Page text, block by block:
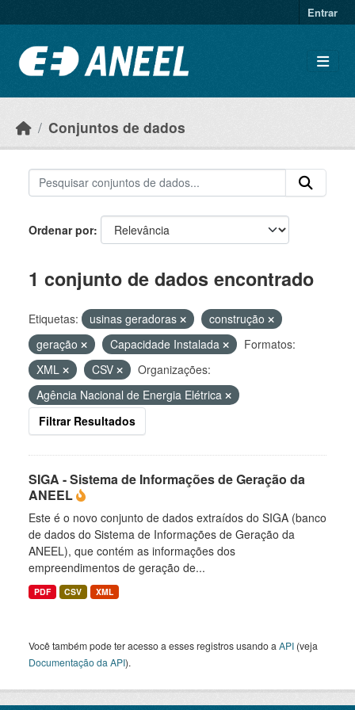
Entrar
Conjuntos de dados
Ordenar por
1 conjunto de dados encontrado
Etiquetas: usinas geradoras
construção
geração
Capacidade Instalada
Formatos:
XML
CSV
Organizações:
Agência Nacional de Energia Elétrica
Filtrar Resultados
SIGA - Sistema de Informações de Geração da
ANEEL
Este é o novo conjunto de dados extraídos do SIGA (banco
de dados do Sistema de Informações de Geração da
ANEEL), que contém as informações dos
empreendimentos de geração de...
PDF CSV XML
Você também pode ter acesso a esses registros usando a API (veja
Documentação da API).